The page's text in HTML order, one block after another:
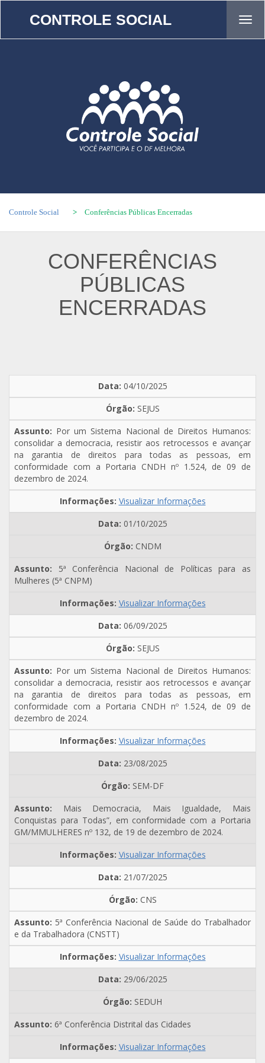
CONTROLE SOCIAL
Controle Social > Conferências Públicas Encerradas
CONFERÊNCIAS
PÚBLICAS
ENCERRADAS
04/10/2025
SEJUS
Por um Sistema Nacional de Direitos Humanos:
consolidar a democracia, resistir aos retrocessos e avançar
na garantia de direitos para todas as pessoas, em
conformidade com a Portaria CNDH nº 1.524, de 09 de
dezembro de 2024.
Visualizar Informações
01/10/2025
CNDM
5ª Conferência Nacional de Políticas para as
Mulheres (5ª CNPM)
Visualizar Informações
06/09/2025
SEJUS
Por um Sistema Nacional de Direitos Humanos:
consolidar a democracia, resistir aos retrocessos e avançar
na garantia de direitos para todas as pessoas, em
conformidade com a Portaria CNDH nº 1.524, de 09 de
dezembro de 2024.
Visualizar Informações
23/08/2025
SEM-DF
Mais Democracia, Mais Igualdade, Mais
Conquistas para Todas”, em conformidade com a Portaria
GM/MMULHERES nº 132, de 19 de dezembro de 2024.
Visualizar Informações
21/07/2025
CNS
5ª Conferência Nacional de Saúde do Trabalhador
e da Trabalhadora (CNSTT)
Visualizar Informações
29/06/2025
SEDUH
6ª Conferência Distrital das Cidades
Visualizar Informações